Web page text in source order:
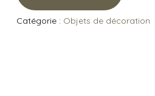
Catégorie : Objets de décoration